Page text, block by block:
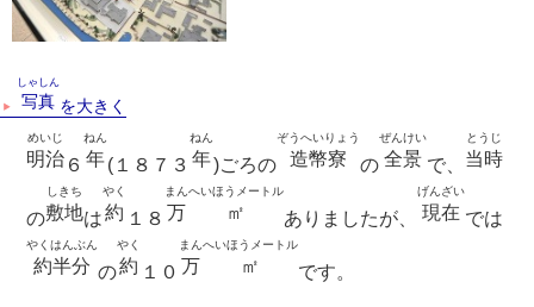
キッズページ
写真
しゃしん
を大きく
明治
めいじ
６ 年
ねん
(１８７３ 年
ねん
)ごろの 造幣寮
ぞうへいりょう
の 全景
ぜんけい
で、 当時
とうじ
の敷地
しきち
は約
やく
１８ 万
まん
㎡
へいほうメートル
ありましたが、 現在
げんざい
では
約半分
やくはんぶん
の約
やく
１０ 万
まん
㎡
へいほうメートル
です。